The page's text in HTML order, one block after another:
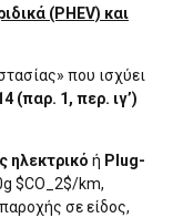
(PHEV) και
που ισχύει
(παρ. 1, περ. ιγ’)
ηλεκτρικό ή Plug-
$CO_2$/km,
σε είδος,